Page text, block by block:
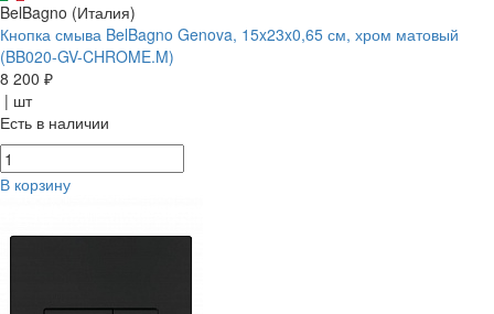
BelBagno (Италия)
Кнопка смыва BelBagno Genova, 15x23x0,65 см, хром матовый
(BB020-GV-CHROME.M)
8 200 ₽
| шт
Есть в наличии
В корзину